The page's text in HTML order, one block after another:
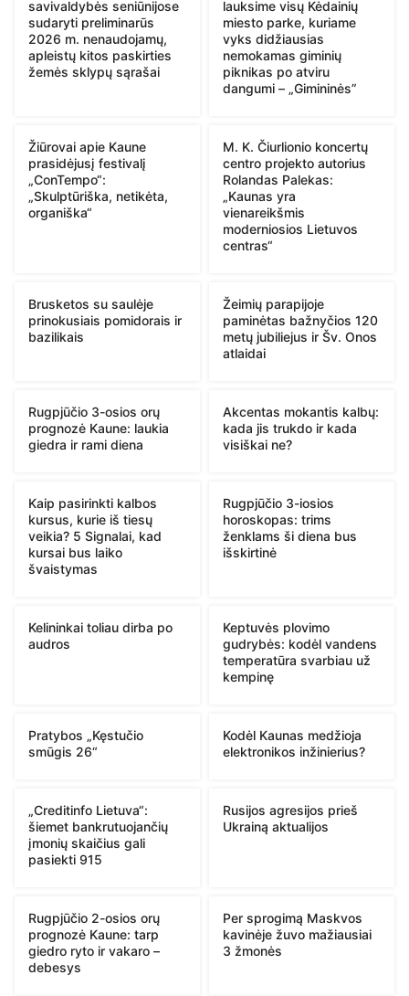
savivaldybės seniūnijose
sudaryti preliminarūs
2026 m. nenaudojamų,
apleistų kitos paskirties
žemės sklypų sąrašai
lauksime visų Kėdainių
miesto parke, kuriame
vyks didžiausias
nemokamas giminių
piknikas po atviru
dangumi – „Gimininės”
Žiūrovai apie Kaune
prasidėjusį festivalį
„ConTempo“:
„Skulptūriška, netikėta,
organiška“
M. K. Čiurlionio koncertų
centro projekto autorius
Rolandas Palekas:
„Kaunas yra
vienareikšmis
moderniosios Lietuvos
centras“
Brusketos su saulėje
prinokusiais pomidorais ir
bazilikais
Žeimių parapijoje
paminėtas bažnyčios 120
metų jubiliejus ir Šv. Onos
atlaidai
Rugpjūčio 3-osios orų
prognozė Kaune: laukia
giedra ir rami diena
Akcentas mokantis kalbų:
kada jis trukdo ir kada
visiškai ne?
Kaip pasirinkti kalbos
kursus, kurie iš tiesų
veikia? 5 Signalai, kad
kursai bus laiko
švaistymas
Rugpjūčio 3-iosios
horoskopas: trims
ženklams ši diena bus
išskirtinė
Kelininkai toliau dirba po
audros
Keptuvės plovimo
gudrybės: kodėl vandens
temperatūra svarbiau už
kempinę
Pratybos „Kęstučio
smūgis 26“
Kodėl Kaunas medžioja
elektronikos inžinierius?
„Creditinfo Lietuva“:
šiemet bankrutuojančių
įmonių skaičius gali
pasiekti 915
Rusijos agresijos prieš
Ukrainą aktualijos
Rugpjūčio 2-osios orų
prognozė Kaune: tarp
giedro ryto ir vakaro –
debesys
Per sprogimą Maskvos
kavinėje žuvo mažiausiai
3 žmonės